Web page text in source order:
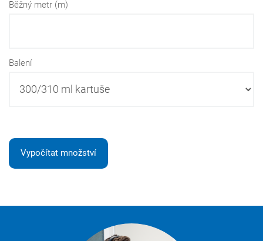
Běžný metr (m)
Balení
Vypočítat množství